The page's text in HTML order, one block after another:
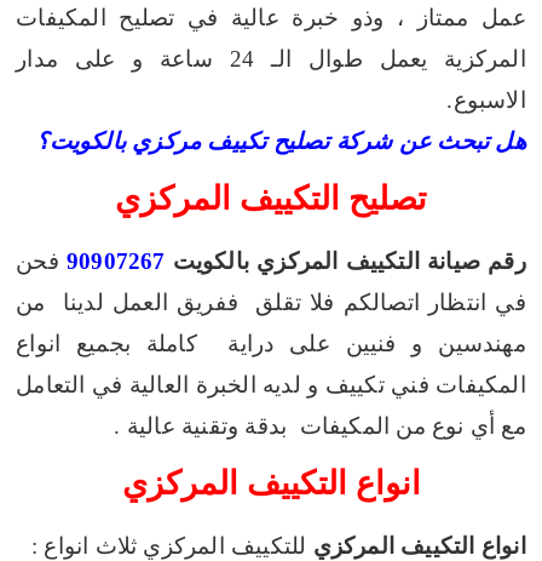
عمل ممتاز ، وذو خبرة عالية في تصليح المكيفات
المركزية يعمل طوال الـ 24 ساعة و على مدار
الاسبوع.
هل تبحث عن شركة تصليح تكييف مركزي بالكويت؟
تصليح التكييف المركزي
رقم صيانة التكييف المركزي بالكويت 90907267 فحن
في انتظار اتصالكم فلا تقلق ففريق العمل لدينا من
مهندسين و فنيين على دراية كاملة بجميع انواع
المكيفات فني تكييف و لديه الخبرة العالية في التعامل
مع أي نوع من المكيفات بدقة وتقنية عالية .
انواع التكييف المركزي
انواع التكييف المركزي للتكييف المركزي ثلاث انواع :